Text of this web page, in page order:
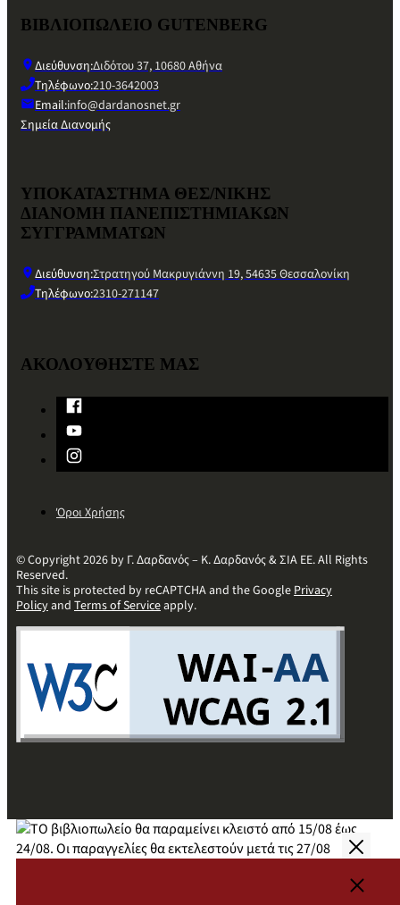
ΒΙΒΛΙΟΠΩΛΕΙΟ GUTENBERG
Διεύθυνση:Διδότου 37, 10680 Αθήνα
Τηλέφωνο:210-3642003
Email:info@dardanosnet.gr
Σημεία Διανομής
ΥΠΟΚΑΤΑΣΤΗΜΑ ΘΕΣ/ΝΙΚΗΣ
ΔΙΑΝΟΜΗ ΠΑΝΕΠΙΣΤΗΜΙΑΚΩΝ
ΣΥΓΓΡΑΜΜΑΤΩΝ
Διεύθυνση:Στρατηγού Μακρυγιάννη 19, 54635 Θεσσαλονίκη
Τηλέφωνο:2310-271147
ΑΚΟΛΟΥΘΗΣΤΕ ΜΑΣ
Όροι Χρήσης
© Copyright 2026 by Γ. Δαρδανός – Κ. Δαρδανός & ΣΙΑ ΕΕ. All Rights
Reserved.
This site is protected by reCAPTCHA and the GooglePrivacy
Policyand Terms of Serviceapply.